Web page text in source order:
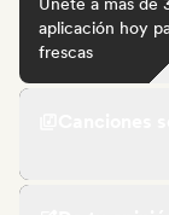
aplicación hoy
frescas